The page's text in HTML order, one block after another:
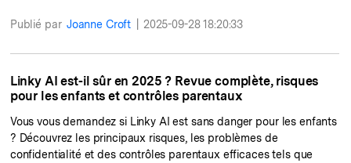
Publié par Joanne Croft 2025-09-28 18:20:33
Linky AI est-il sûr en 2025 ? Revue complète, risques
pour les enfants et contrôles parentaux
Vous vous demandez si Linky AI est sans danger pour les enfants
? Découvrez les principaux risques, les problèmes de
confidentialité et des contrôles parentaux efficaces tels que